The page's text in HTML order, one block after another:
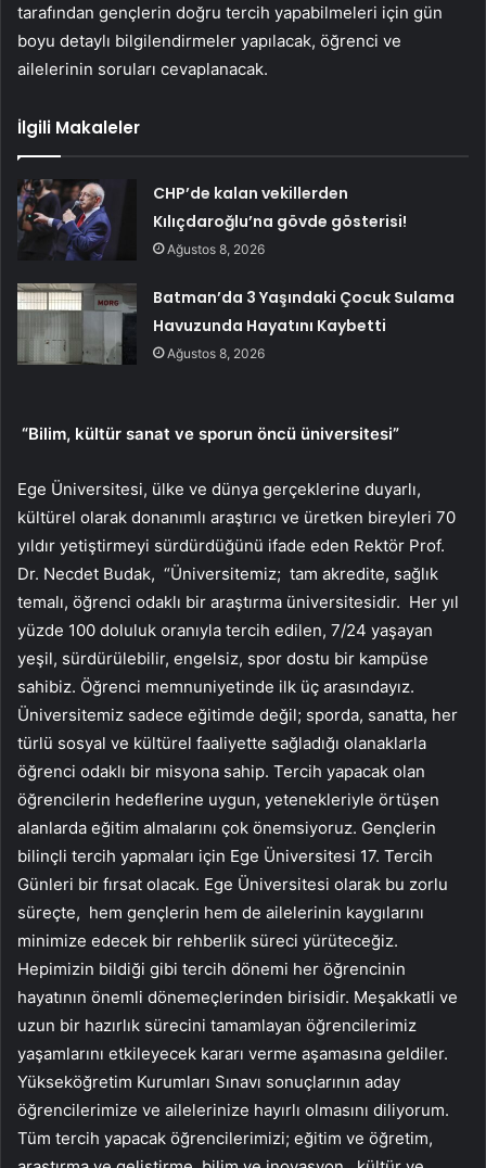
tarafından gençlerin doğru tercih yapabilmeleri için gün
boyu detaylı bilgilendirmeler yapılacak, öğrenci ve
ailelerinin soruları cevaplanacak.
İlgili Makaleler
CHP’de kalan vekillerden
Kılıçdaroğlu’na gövde gösterisi!
Ağustos 8, 2026
Batman’da 3 Yaşındaki Çocuk Sulama
Havuzunda Hayatını Kaybetti
Ağustos 8, 2026
“Bilim, kültür sanat ve sporun öncü üniversitesi”
Ege Üniversitesi, ülke ve dünya gerçeklerine duyarlı,
kültürel olarak donanımlı araştırıcı ve üretken bireyleri 70
yıldır yetiştirmeyi sürdürdüğünü ifade eden Rektör Prof.
Dr. Necdet Budak, “Üniversitemiz; tam akredite, sağlık
temalı, öğrenci odaklı bir araştırma üniversitesidir. Her yıl
yüzde 100 doluluk oranıyla tercih edilen, 7/24 yaşayan
yeşil, sürdürülebilir, engelsiz, spor dostu bir kampüse
sahibiz. Öğrenci memnuniyetinde ilk üç arasındayız.
Üniversitemiz sadece eğitimde değil; sporda, sanatta, her
türlü sosyal ve kültürel faaliyette sağladığı olanaklarla
öğrenci odaklı bir misyona sahip. Tercih yapacak olan
öğrencilerin hedeflerine uygun, yetenekleriyle örtüşen
alanlarda eğitim almalarını çok önemsiyoruz. Gençlerin
bilinçli tercih yapmaları için Ege Üniversitesi 17. Tercih
Günleri bir fırsat olacak. Ege Üniversitesi olarak bu zorlu
süreçte, hem gençlerin hem de ailelerinin kaygılarını
minimize edecek bir rehberlik süreci yürüteceğiz.
Hepimizin bildiği gibi tercih dönemi her öğrencinin
hayatının önemli dönemeçlerinden birisidir. Meşakkatli ve
uzun bir hazırlık sürecini tamamlayan öğrencilerimiz
yaşamlarını etkileyecek kararı verme aşamasına geldiler.
Yükseköğretim Kurumları Sınavı sonuçlarının aday
öğrencilerimize ve ailelerinize hayırlı olmasını diliyorum.
Tüm tercih yapacak öğrencilerimizi; eğitim ve öğretim,